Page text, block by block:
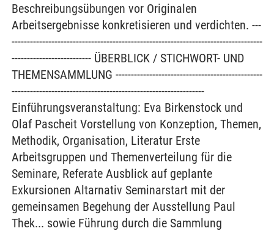
Beschreibungsübungen vor Originalen
Arbeitsergebnisse konkretisieren und verdichten. ---
----------------------------------------------------------------------------------
-------------------------- ÜBERBLICK / STICHWORT- UND
THEMENSAMMLUNG ------------------------------------------------
---------------------------------------------------------------
Einführungsveranstaltung: Eva Birkenstock und
Olaf Pascheit Vorstellung von Konzeption, Themen,
Methodik, Organisation, Literatur Erste
Arbeitsgruppen und Themenverteilung für die
Seminare, Referate Ausblick auf geplante
Exkursionen Altarnativ Seminarstart mit der
gemeinsamen Begehung der Ausstellung Paul
Thek... sowie Führung durch die Sammlung